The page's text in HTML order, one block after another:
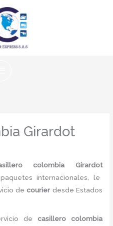
Girardot
colombia Girardot
internacionales, le
de courier desde Estados
de casillero colombia